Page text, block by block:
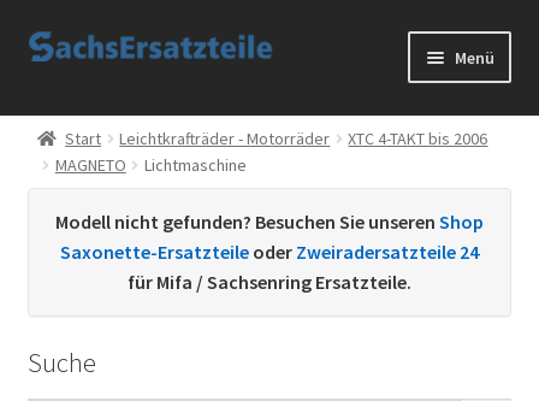
Zur
Zum
Menü
Start
AGB
Datenschutzerklärung
Kontakt
Start Leichtkrafträder - Motorräder
XTC 4-TAKT bis 2006
MAGNETO
Lichtmaschine
Modell nicht gefunden? Besuchen Sie unseren Shop
Saxonette-Ersatzteile oder Zweiradersatzteile 24
für Mifa / Sachsenring Ersatzteile.
Suche